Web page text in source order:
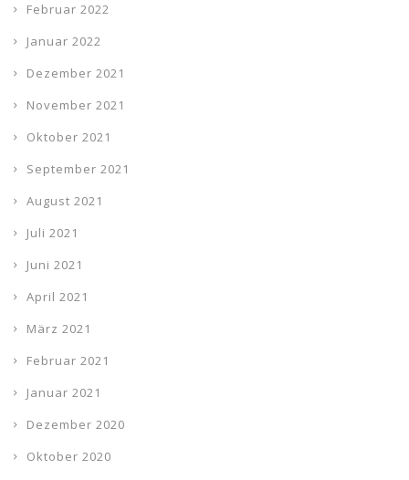
Februar 2022
Januar 2022
Dezember 2021
November 2021
Oktober 2021
September 2021
August 2021
Juli 2021
Juni 2021
April 2021
März 2021
Februar 2021
Januar 2021
Dezember 2020
Oktober 2020